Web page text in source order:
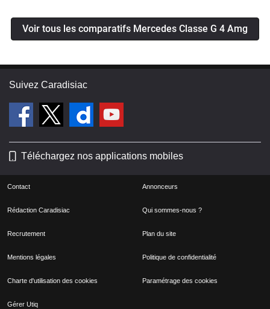
Voir tous les comparatifs Mercedes Classe G 4 Amg
Suivez Caradisiac
Téléchargez nos applications mobiles
Contact Annonceurs
Rédaction Caradisiac Qui sommes-nous ?
Recrutement Plan du site
Mentions légales Politique de confidentialité
Charte d'utilisation des cookies Paramétrage des cookies
Gérer Utiq